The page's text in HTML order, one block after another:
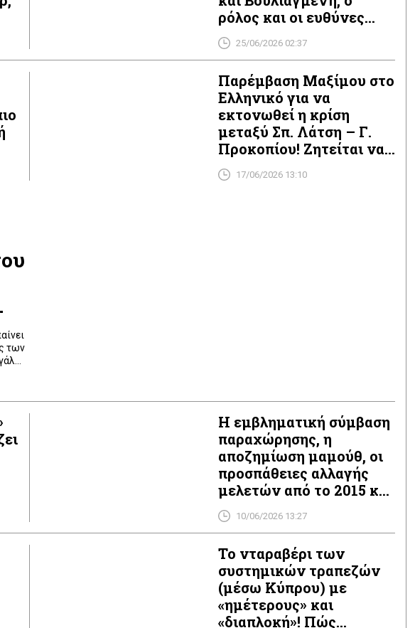
ρόλος και οι ευθύνες
Κωνσταντέλλου και οι
κυρίαρχοι εφοπλιστές
Μαρτίνος!
25/06/2026 02:37
Παρέμβαση Μαξίμου στο
Ελληνικό για να
εκτονωθεί η κρίση
μεταξύ Σπ. Λάτση – Γ.
Προκοπίου! Ζητείται να
μην ανεγερθούν τα δύο
ξενοδοχεία (Mandarin
17/06/2026 13:10
των
Η εμβληματική σύμβαση
παραχώρησης, η
αποζημίωση μαμούθ, οι
προσπάθειες αλλαγής
μελετών από το 2015 και
ο μεγάλος κερδισμένος!
10/06/2026 13:27
Το νταραβέρι των
συστημικών τραπεζών
(μέσω Κύπρου) με
«ημέτερους» και
«διαπλοκή»! Πώς